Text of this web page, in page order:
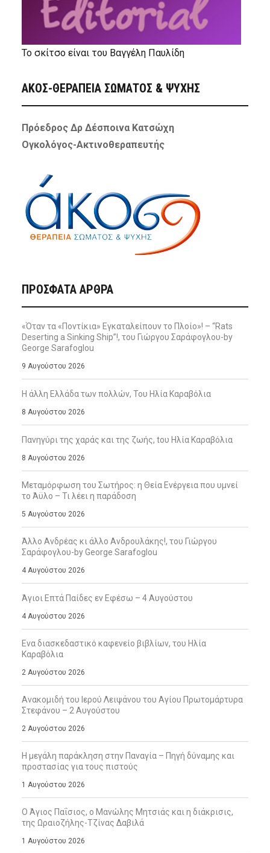
Το σκίτσο είναι του Βαγγέλη Παυλίδη
ΑΚΟΣ-ΘΕΡΑΠΕΙΑ ΣΩΜΑΤΟΣ & ΨΥΧΗΣ
Πρόεδρος Δρ Δέσποινα Κατσώχη
Ογκολόγος-Ακτινοθεραπευτής
ΠΡΌΣΦΑΤΑ ΆΡΘΡΑ
«Όταν τα «Ποντίκια» Εγκαταλείπουν το Πλοίο»! – “Rats
Deserting a Sinking Ship”!, του Γιώργου Σαράφογλου-by
George Sarafoglou
9 Αυγούστου 2026
Η άλλη Ελλάδα των πολλών, Του Ηλία Καραβόλια
8 Αυγούστου 2026
Πανηγύρι της χαράς και της ζωής, tου Ηλία Καραβόλια
8 Αυγούστου 2026
Μεταμόρφωση του Σωτήρος: η Θεία Ενέργεια που υμνεί
το Άϋλο – Τι λέει η παράδοση
5 Αυγούστου 2026
Άλλο Ανδρέας κι άλλο Ανδρουλάκης!, του Γιώργου
Σαράφογλου-by George Sarafoglou
4 Αυγούστου 2026
Άγιοι Επτά Παίδες εν Εφέσω – 4 Αυγούστου
4 Αυγούστου 2026
Ενα διασκεδαστικό καφενείο βιβλίων, του Ηλία
Καραβόλια
2 Αυγούστου 2026
Ανακομιδή του Ιερού Λειψάνου του Αγίου Πρωτομάρτυρα
Στεφάνου – 2 Αυγούστου
2 Αυγούστου 2026
Η μεγάλη παράκληση στην Παναγία – Πηγή δύναμης και
προστασίας για τους πιστούς
1 Αυγούστου 2026
Ο Άγιος Παΐσιος, ο Μανώλης Μητσιάς και η διάκρισις,
της Ωραιοζήλης-Τζίνας Δαβιλά
1 Αυγούστου 2026